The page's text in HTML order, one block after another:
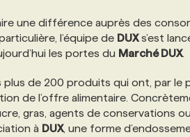
une différence auprès des
l’équipe de DUXs’est
les portes du Marché DUX.
plus de 200 produits qui ont, par le
de l’offre alimentaire.
gras, agents de conservations
à DUX, une forme